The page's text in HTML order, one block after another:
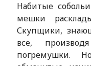
Набитые
мешки
Скупщики,
все,
погремушки.